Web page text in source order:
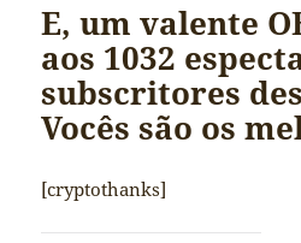
E, um valente
aos 1032
subscritores
Vocês são os
[cryptothanks]